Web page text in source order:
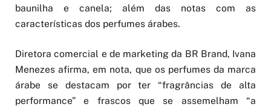
baunilha e canela; além das notas com as
características dos perfumes árabes.
Diretora comercial e de marketing da BR Brand, Ivana
Menezes afirma, em nota, que os perfumes da marca
árabe se destacam por ter “fragrâncias de alta
performance” e frascos que se assemelham “a